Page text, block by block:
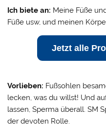
Ich biete an: Meine Füße
Füße usw, und meinen
Jetzt alle
Vorlieben: Fußsohlen
lecken, was du willst! Und
lassen, Sperma überall. SM
der devoten Rolle.